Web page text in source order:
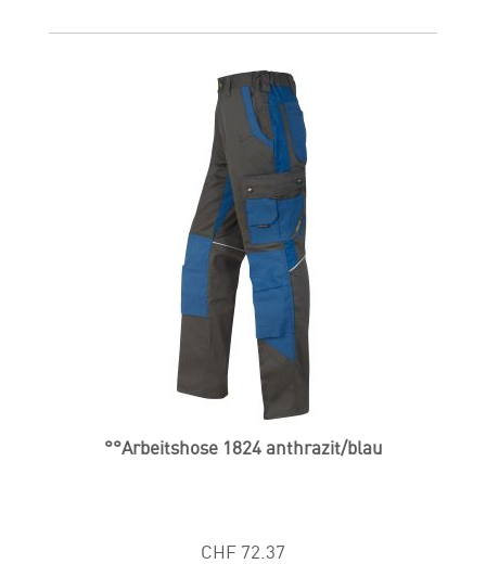
°°Arbeitshose 1824 anthrazit/blau
CHF 72.37